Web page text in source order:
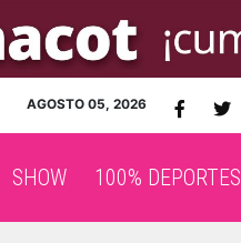
AGOSTO 05, 2026
SHOW 100% DEPORTES